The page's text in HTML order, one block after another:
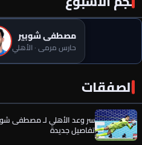
مصطفى شوبير
حارس مرمى · الأهلي
الصفقاترسميًا.. إمام عاشور يوافق على
سر وعد الأهلي لـ مصطفى
تفاصيل جديدة